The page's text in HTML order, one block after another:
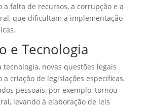
a falta de recursos, a corrupção e a
que dificultam a implementação
e Tecnologia
tecnologia, novas questões legais
a criação de legislações específicas.
pessoais, por exemplo, tornou-
levando à elaboração de leis